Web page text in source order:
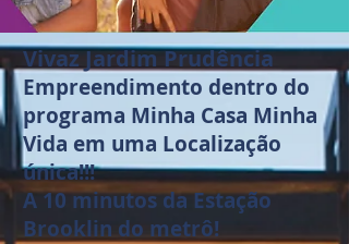
Vivaz Jardim Prudência
Empreendimento dentro do
programa Minha Casa Minha
Vida em uma Localização
única!!!
A 10 minutos da Estação
Brooklin do metrô!